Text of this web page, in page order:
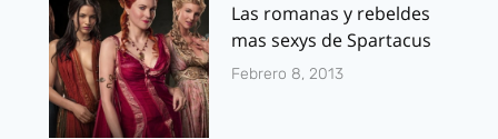
Las romanas y rebeldes
mas sexys de Spartacus
Febrero 8, 2013